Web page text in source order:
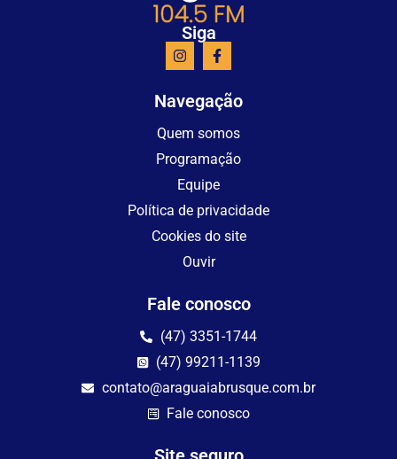
Siga
Navegação
Quem somos
Programação
Equipe
Política de privacidade
Cookies do site
Ouvir
Fale conosco
(47) 3351-1744
(47) 99211-1139
contato@araguaiabrusque.com.br
Fale conosco